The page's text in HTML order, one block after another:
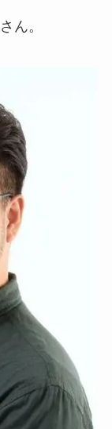
さん。